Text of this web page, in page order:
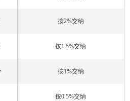
按2%交纳
按1.5%交纳
按1%交纳
按0.5%交纳